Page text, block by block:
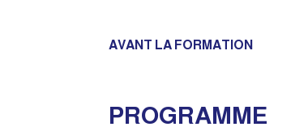
AVANT LA FORMATION
PROGRAMME